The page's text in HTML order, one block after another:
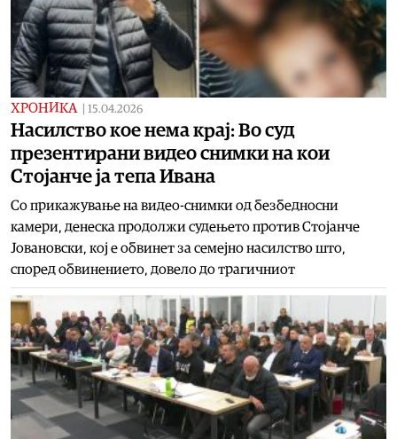
ХРОНИКА 15.04.2026
Насилство кое нема крај: Во суд
презентирани видео снимки на кои
Стојанче ја тепа Ивана
Со прикажување на видео-снимки од безбедносни
камери, денеска продолжи судењето против Стојанче
Јовановски, кој е обвинет за семејно насилство што,
според обвинението, довело до трагичниот